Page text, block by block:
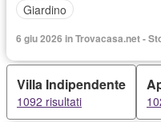
Giardino
6 giu 2026 in Trovacasa.net -
Villa Indipendente
1092 risultati